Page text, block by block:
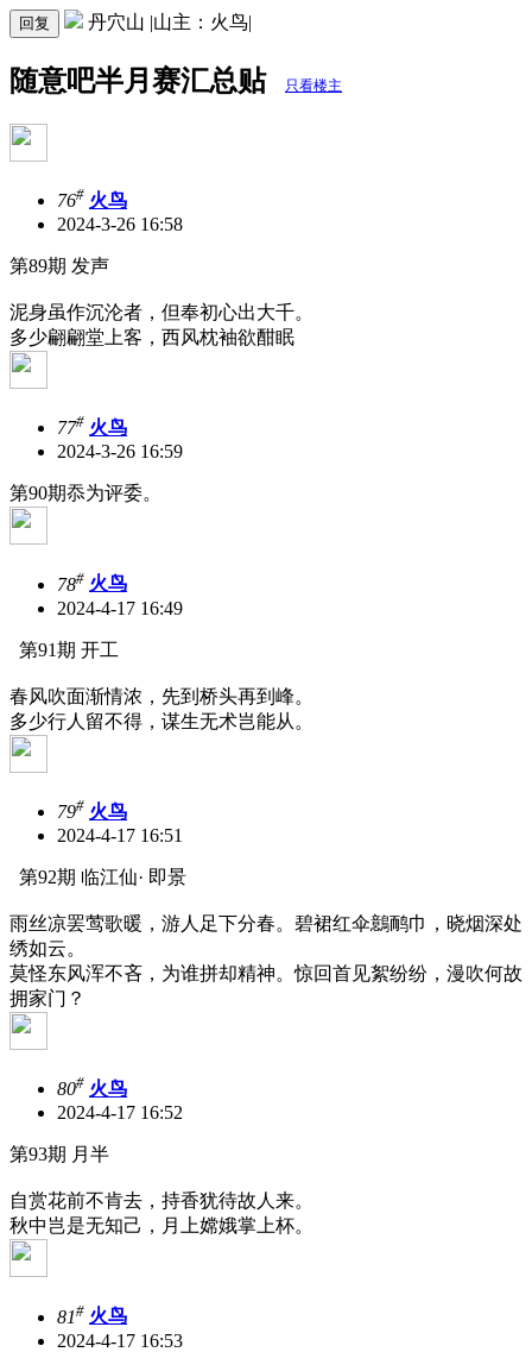
回复 丹穴山 |山主：火鸟|
随意吧半月赛汇总贴 只看楼主
76# 火鸟
2024-3-26 16:58
第89期 发声
泥身虽作沉沦者，但奉初心出大千。
多少翩翩堂上客，西风枕袖欲酣眠
77# 火鸟
2024-3-26 16:59
第90期忝为评委。
78# 火鸟
2024-4-17 16:49
第91期 开工
春风吹面渐情浓，先到桥头再到峰。
多少行人留不得，谋生无术岂能从。
79# 火鸟
2024-4-17 16:51
第92期 临江仙· 即景
雨丝凉罢莺歌暖，游人足下分春。碧裙红伞鷾鸸巾，晓烟深处
绣如云。
莫怪东风浑不吝，为谁拼却精神。惊回首见絮纷纷，漫吹何故
拥家门？
80# 火鸟
2024-4-17 16:52
第93期 月半
自赏花前不肯去，持香犹待故人来。
秋中岂是无知己，月上嫦娥掌上杯。
81# 火鸟
2024-4-17 16:53